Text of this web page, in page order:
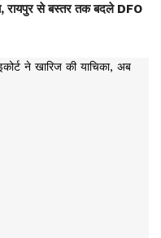
रायपुर से बस्तर तक बदले DFO